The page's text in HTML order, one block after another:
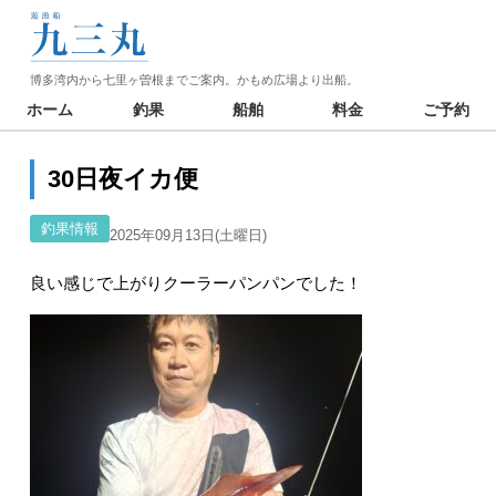
博多湾内から七里ヶ曽根までご案内。かもめ広場より出船。
ホーム 釣果 船舶 料金 ご予約
30日夜イカ便
釣果情報 2025年09月13日(土曜日)
良い感じで上がりクーラーパンパンでした！